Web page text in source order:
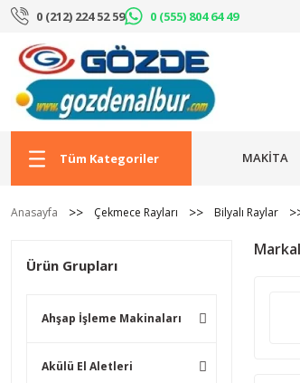
0 (212) 224 52 59 0 (555) 804 64 49
Tüm Kategoriler MAKİTA
Anasayfa Çekmece Rayları Bilyalı Raylar
Ürün Grupları
Ahşap İşleme Makinaları
Akülü El Aletleri